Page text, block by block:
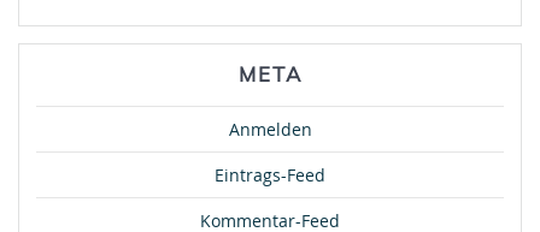
META
Anmelden
Eintrags-Feed
Kommentar-Feed